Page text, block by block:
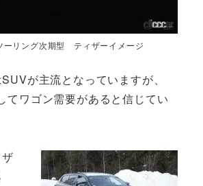
リング次期型 ティザーイメージ
が主流となっていますが、
てワゴン需要があると信じてい